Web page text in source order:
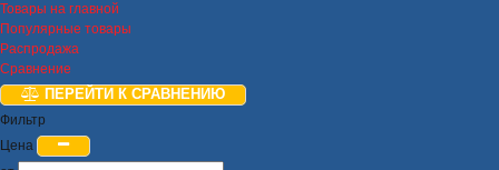
Товары на главной
Популярные товары
Распродажа
Сравнение
ПЕРЕЙТИ К СРАВНЕНИЮ
Фильтр
Цена